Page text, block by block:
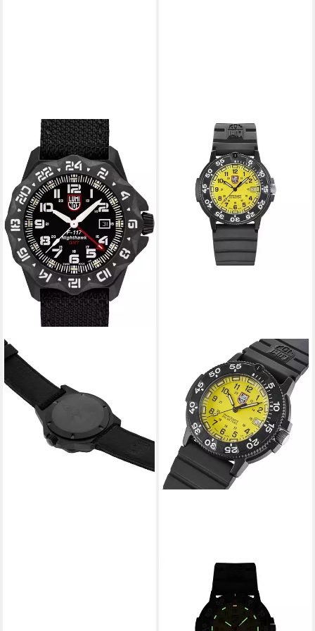
LUMINOX
Taucheruhr F-117
NIGHTHAWK 6440 SERIES
Herrenarmbanduhr, 200m
Wasserdicht
745,00 €
lieferbar - in 2-3 Werktagen bei dir
Quarzuhr XS.3005.F
ab 269,00 €
UVP 455,00 €